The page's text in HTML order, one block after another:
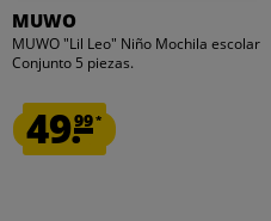
MUWO
MUWO "Lil Leo" Niño Mochila escolar
Conjunto 5 piezas.
49.99*